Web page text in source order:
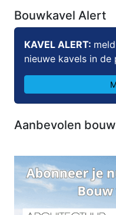
Bouwkavel Alert
KAVEL ALERT:
nieuwe kavels in de
Aanbevolen